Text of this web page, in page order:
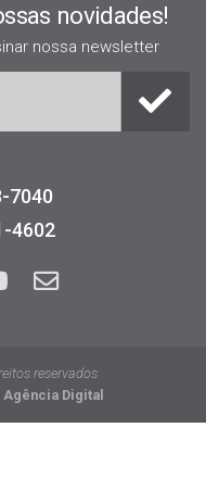
novidades!
nossa newsletter
7040
4602
reservados
Digital